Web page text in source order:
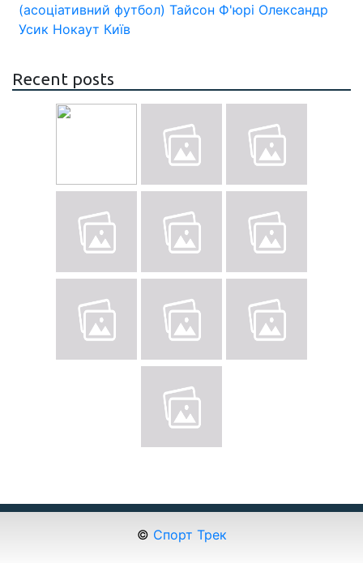
(асоціативний футбол) Тайсон Ф'юрі Олександр
Усик Нокаут Київ
Recent posts
© Спорт Трек